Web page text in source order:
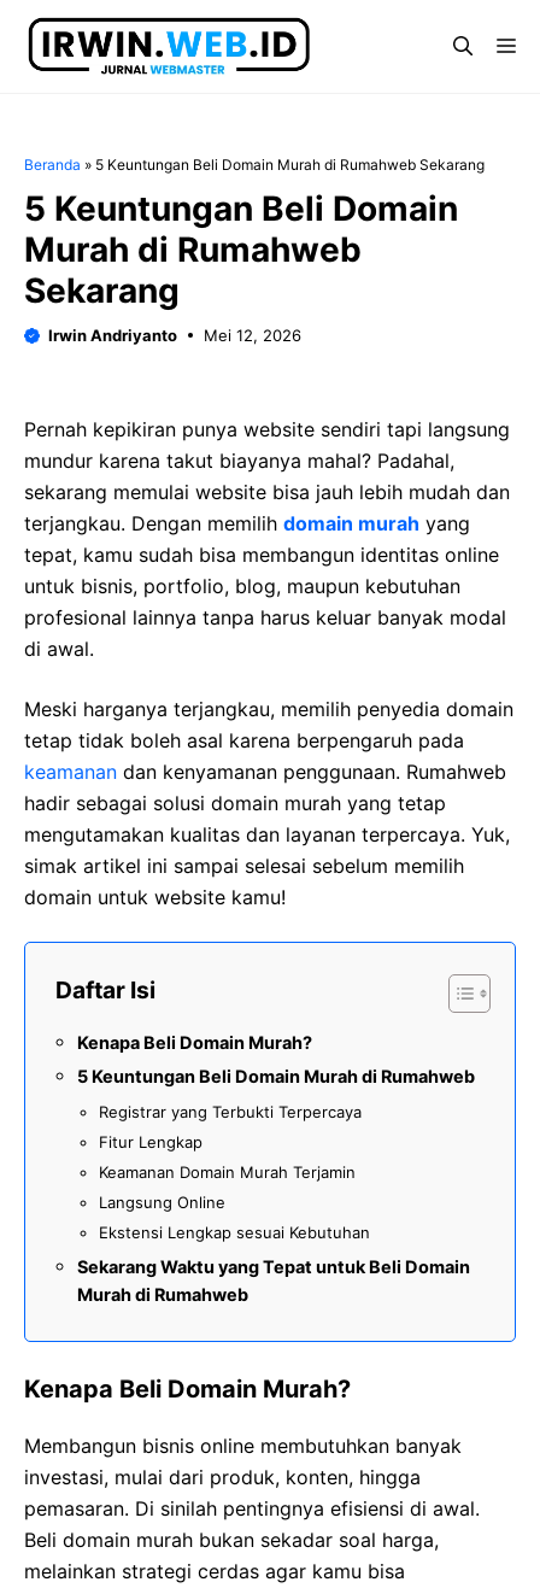
Langsung
Beranda » 5 Keuntungan Beli Domain Murah di Rumahweb Sekarang
5 Keuntungan Beli Domain
Murah di Rumahweb
Sekarang
Irwin Andriyanto Mei 12, 2026
Pernah kepikiran punya website sendiri tapi langsung
mundur karena takut biayanya mahal? Padahal,
sekarang memulai website bisa jauh lebih mudah dan
terjangkau. Dengan memilih domain murah yang
tepat, kamu sudah bisa membangun identitas online
untuk bisnis, portfolio, blog, maupun kebutuhan
profesional lainnya tanpa harus keluar banyak modal
di awal.
Meski harganya terjangkau, memilih penyedia domain
tetap tidak boleh asal karena berpengaruh pada
keamanan dan kenyamanan penggunaan. Rumahweb
hadir sebagai solusi domain murah yang tetap
mengutamakan kualitas dan layanan terpercaya. Yuk,
simak artikel ini sampai selesai sebelum memilih
domain untuk website kamu!
Daftar Isi
Kenapa Beli Domain Murah?
5 Keuntungan Beli Domain Murah di Rumahweb
Registrar yang Terbukti Terpercaya
Fitur Lengkap
Keamanan Domain Murah Terjamin
Langsung Online
Ekstensi Lengkap sesuai Kebutuhan
Sekarang Waktu yang Tepat untuk Beli Domain
Murah di Rumahweb
Kenapa Beli Domain Murah?
Membangun bisnis online membutuhkan banyak
investasi, mulai dari produk, konten, hingga
pemasaran. Di sinilah pentingnya efisiensi di awal.
Beli domain murah bukan sekadar soal harga,
melainkan strategi cerdas agar kamu bisa